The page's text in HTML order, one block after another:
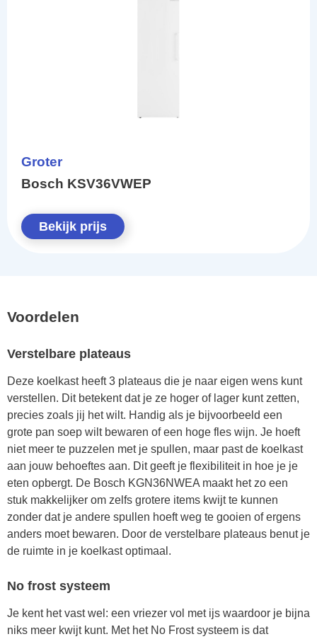
Groter
Bosch KSV36VWEP
Bekijk prijs
Voordelen
Verstelbare plateaus
Deze koelkast heeft 3 plateaus die je naar eigen wens kunt
verstellen. Dit betekent dat je ze hoger of lager kunt zetten,
precies zoals jij het wilt. Handig als je bijvoorbeeld een
grote pan soep wilt bewaren of een hoge fles wijn. Je hoeft
niet meer te puzzelen met je spullen, maar past de koelkast
aan jouw behoeftes aan. Dit geeft je flexibiliteit in hoe je je
eten opbergt. De Bosch KGN36NWEA maakt het zo een
stuk makkelijker om zelfs grotere items kwijt te kunnen
zonder dat je andere spullen hoeft weg te gooien of ergens
anders moet bewaren. Door de verstelbare plateaus benut je
de ruimte in je koelkast optimaal.
No frost systeem
Je kent het vast wel: een vriezer vol met ijs waardoor je bijna
niks meer kwijt kunt. Met het No Frost systeem is dat